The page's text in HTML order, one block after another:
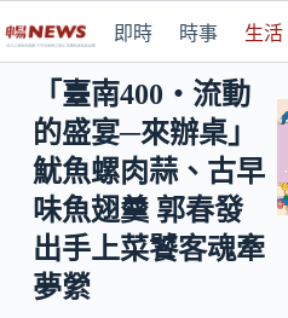
即時 時事 生活
「臺南400‧流動
的盛宴─來辦桌」
魷魚螺肉蒜、古早
味魚翅羹 郭春發
出手上菜饕客魂牽
夢縈